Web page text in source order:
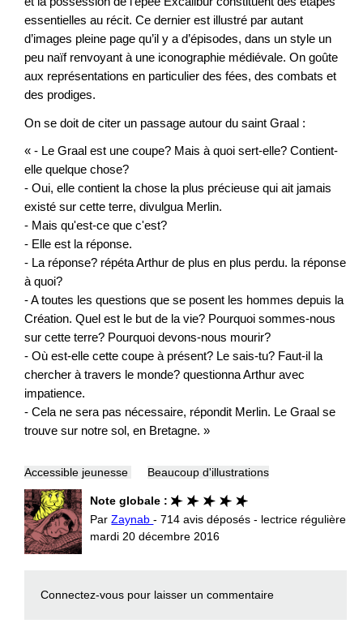
essentielles au récit. Ce dernier est illustré par autant
d’images pleine page qu’il y a d’épisodes, dans un style un
peu naïf renvoyant à une iconographie médiévale. On goûte
aux représentations en particulier des fées, des combats et
des prodiges.
On se doit de citer un passage autour du saint Graal :
« - Le Graal est une coupe? Mais à quoi sert-elle? Contient-
elle quelque chose?
- Oui, elle contient la chose la plus précieuse qui ait jamais
existé sur cette terre, divulgua Merlin.
- Mais qu'est-ce que c'est?
- Elle est la réponse.
- La réponse? répéta Arthur de plus en plus perdu. la réponse
à quoi?
- A toutes les questions que se posent les hommes depuis la
Création. Quel est le but de la vie? Pourquoi sommes-nous
sur cette terre? Pourquoi devons-nous mourir?
- Où est-elle cette coupe à présent? Le sais-tu? Faut-il la
chercher à travers le monde? questionna Arthur avec
impatience.
- Cela ne sera pas nécessaire, répondit Merlin. Le Graal se
trouve sur notre sol, en Bretagne. »
Accessible jeunesse Beaucoup d'illustrations
Note globale :
ParZaynab- 714 avis déposés - lectrice régulière
mardi 20 décembre 2016
Connectez-vous pour laisser un commentaire